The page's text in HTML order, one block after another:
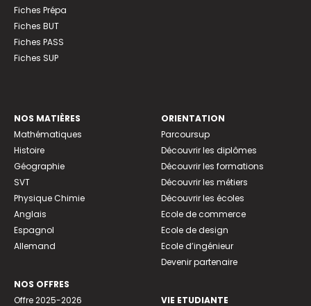
Fiches Prépa
Fiches BUT
Fiches PASS
Fiches SUP
NOS MATIÈRES
Mathématiques
Histoire
Géographie
SVT
Physique Chimie
Anglais
Espagnol
Allemand
NOS OFFRES
Offre 2025-2026
ORIENTATION
Parcoursup
Découvrir les diplômes
Découvrir les formations
Découvrir les métiers
Découvrir les écoles
Ecole de commerce
Ecole de design
Ecole d’ingénieur
Devenir partenaire
VIE ETUDIANTE